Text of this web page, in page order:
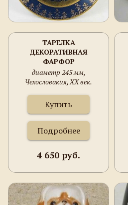
ТАРЕЛКА
ДЕКОРАТИВНАЯ
ФАРФОР
диаметр 245 мм,
Чехословакия, XX век.
Купить
Подробнее
4 650 руб.